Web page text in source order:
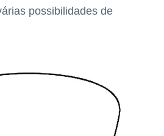
possibilidades de